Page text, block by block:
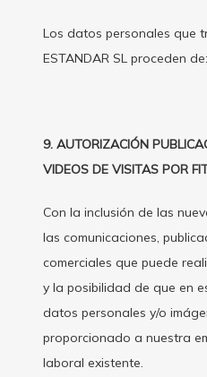
Los datos personales que
ESTANDAR SL proceden
9. AUTORIZACIÓN
VIDEOS DE VISITAS POR
Con la inclusión de las
las comunicaciones,
comerciales que puede
y la posibilidad de que en
datos personales y/o
proporcionado a nuestra
laboral existente.